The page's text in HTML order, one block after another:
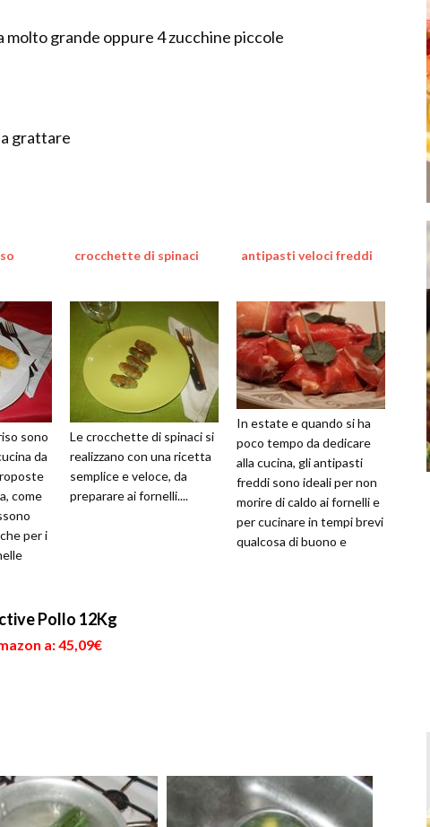
molto grande oppure 4 zucchine piccole
grattare
sono
da
come
per i
crocchette di spinaci
Le crocchette di spinaci si
realizzano con una ricetta
semplice e veloce, da
preparare ai fornelli....
antipasti veloci freddi
In estate e quando si ha
poco tempo da dedicare
alla cucina, gli antipasti
freddi sono ideali per non
morire di caldo ai fornelli e
per cucinare in tempi brevi
qualcosa di buono e
Pollo 12Kg
a: 45,09€